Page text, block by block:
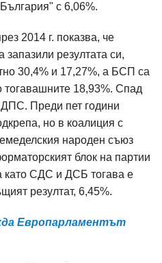
с 6,06%.
2014 г. показва, че
резултата си,
30,4% и 17,27%, а БСП са
тогавашните 18,93%. Спад
ДПС. Преди пет години
но в коалиция с
народен съюз
блок на партии
като СДС и ДСБ тогава е
резултат, 6,45%.
Европарламентът